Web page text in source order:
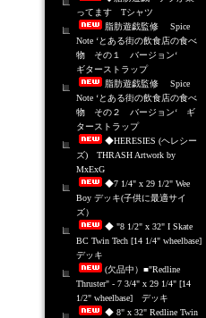
ってます Tシャツ
脂肪遊戯監修 Spice
Note ‘とある街の飲食店の食べ
物 その１ バージョン‘
ギターストラップ
脂肪遊戯監修 Spice
Note ‘とある街の飲食店の食べ
物 その２ バージョン‘ ギ
ターストラップ
◆HERESIES (ヘレシー
ズ) THRASH Artwork by
MxExG
◆7 1/4" x 29 1/2" Wee
Boy デッキ(子供に最適サイ
ズ）
◆ "8 1/2" x 32" I Skate
BC Twin Tech [14 1/4" wheelbase]
デッキ
(欠品中）■"Redline
Thruster" - 7 3/4" x 29 1/4" [14
1/2" wheelbase] デッキ
◆ 8" x 32" Redline Twin